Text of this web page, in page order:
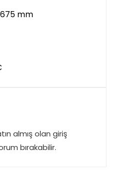
mm
almış olan giriş
bırakabilir.